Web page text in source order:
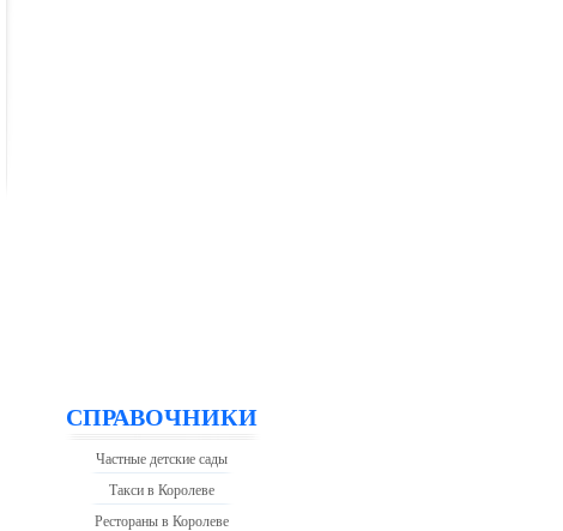
СПРАВОЧНИКИ
Частные детские сады
Такси в Королеве
Рестораны в Королеве